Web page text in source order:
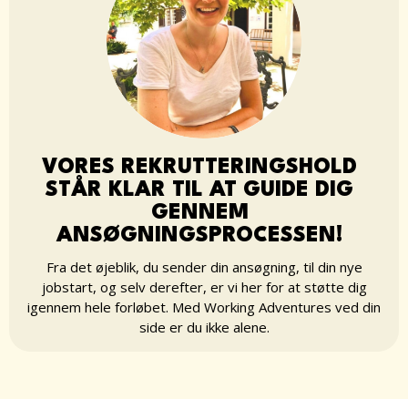
VORES REKRUTTERINGSHOLD
STÅR KLAR TIL AT GUIDE DIG
GENNEM
ANSØGNINGSPROCESSEN!
Fra det øjeblik, du sender din ansøgning, til din nye
jobstart, og selv derefter, er vi her for at støtte dig
igennem hele forløbet. Med Working Adventures ved din
side er du ikke alene.